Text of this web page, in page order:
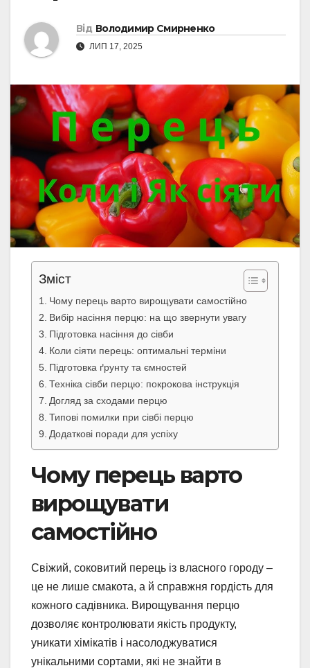
Від Володимир Смирненко
ЛИП 17, 2025
Зміст
Чому перець варто вирощувати самостійно
Вибір насіння перцю: на що звернути увагу
Підготовка насіння до сівби
Коли сіяти перець: оптимальні терміни
Підготовка ґрунту та ємностей
Техніка сівби перцю: покрокова інструкція
Догляд за сходами перцю
Типові помилки при сівбі перцю
Додаткові поради для успіху
Чому перець варто
вирощувати
самостійно
Свіжий, соковитий перець із власного городу –
це не лише смакота, а й справжня гордість для
кожного садівника. Вирощування перцю
дозволяє контролювати якість продукту,
уникати хімікатів і насолоджуватися
унікальними сортами, які не знайти в